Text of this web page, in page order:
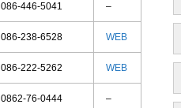
086-446-5041 –
086-238-6528 WEB
086-222-5262 WEB
0862-76-0444 –